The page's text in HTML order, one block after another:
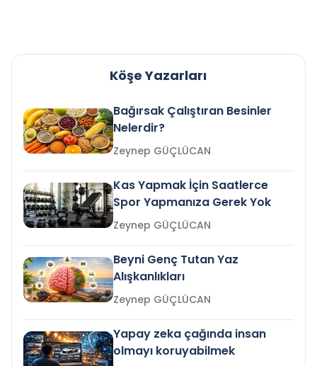
Köşe Yazarları
Bağırsak Çalıştıran Besinler
Nelerdir?
Zeynep GÜÇLÜCAN
Kas Yapmak İçin Saatlerce
Spor Yapmanıza Gerek Yok
Zeynep GÜÇLÜCAN
Beyni Genç Tutan Yaz
Alışkanlıkları
Zeynep GÜÇLÜCAN
Yapay zeka çağında insan
olmayı koruyabilmek